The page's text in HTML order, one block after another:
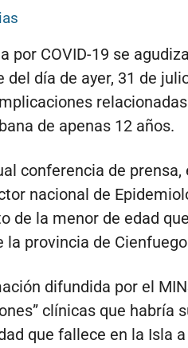
por COVID-19 se
del día de ayer, 31 de
de apenas 12 años.
conferencia de
nacional de
de la menor de edad
la provincia de
difundida por el
clínicas que habría
que fallece en la Isla